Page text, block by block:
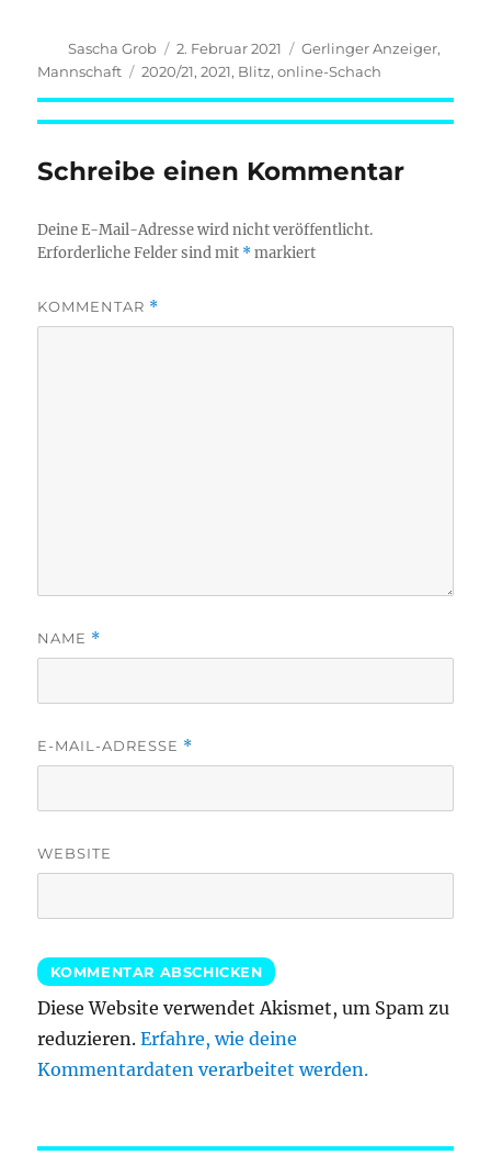
Autor
Sascha Grob
Veröffentlicht
am
2. Februar 2021 Kategorien
Gerlinger Anzeiger,
Mannschaft
Schlagwörter
2020/21,2021, Blitz,online-Schach
Schreibe einen Kommentar
Deine E-Mail-Adresse wird nicht veröffentlicht.
Erforderliche Felder sind mit *markiert
KOMMENTAR *
NAME *
E-MAIL-ADRESSE *
WEBSITE
Diese Website verwendet Akismet, um Spam zu
reduzieren.Erfahre, wie deine
Kommentardaten verarbeitet werden.